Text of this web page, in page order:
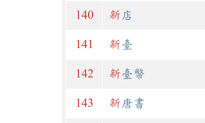
140 新 店
141 新臺
142 新臺幣
143 新唐書